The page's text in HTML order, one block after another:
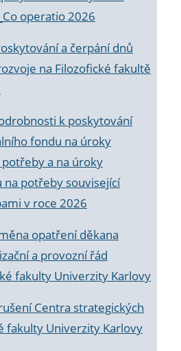
operatio 2026
a čerpání dnů
na Filozofické fakultě
k poskytování
fondu na úroky
a na úroky
potřeby související
v roce 2026
opatření děkana
a provozní řád
fakulty Univerzity Karlovy
Centra strategických
fakulty Univerzity Karlovy